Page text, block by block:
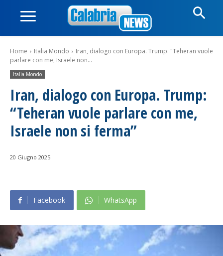
Home Italia Mondo
Iran, dialogo con Europa. Trump: "Teheran vuole
parlare con me, Israele non...
Italia Mondo
Iran, dialogo con Europa. Trump:
“Teheran vuole parlare con me,
Israele non si ferma”
20 Giugno 2025
Facebook WhatsApp